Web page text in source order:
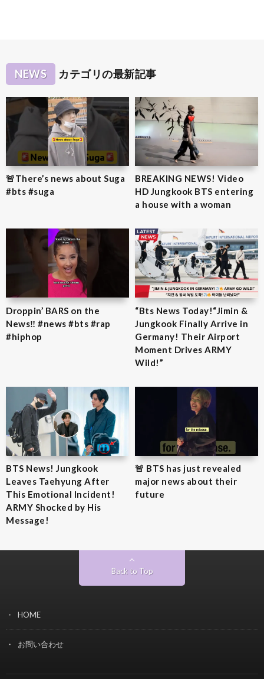
NEWS カテゴリの最新記事
🚨There’s news about Suga
#bts #suga
BREAKING NEWS! Video
HD Jungkook BTS entering
a house with a woman
Droppin’ BARS on the
News‼️ #news #bts #rap
#hiphop
“Bts News Today!“Jimin &
Jungkook Finally Arrive in
Germany! Their Airport
Moment Drives ARMY
Wild!”
BTS News! Jungkook
Leaves Taehyung After
This Emotional Incident!
ARMY Shocked by His
Message!
🚨 BTS has just revealed
major news about their
future
Back to Top
HOME
お問い合わせ